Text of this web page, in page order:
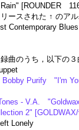
[ROUNDER
ースされた ↑ のア
Contemporary
曲のうち，以下の
Bobby Purify "I'm
- V.A.
2"
Lonely